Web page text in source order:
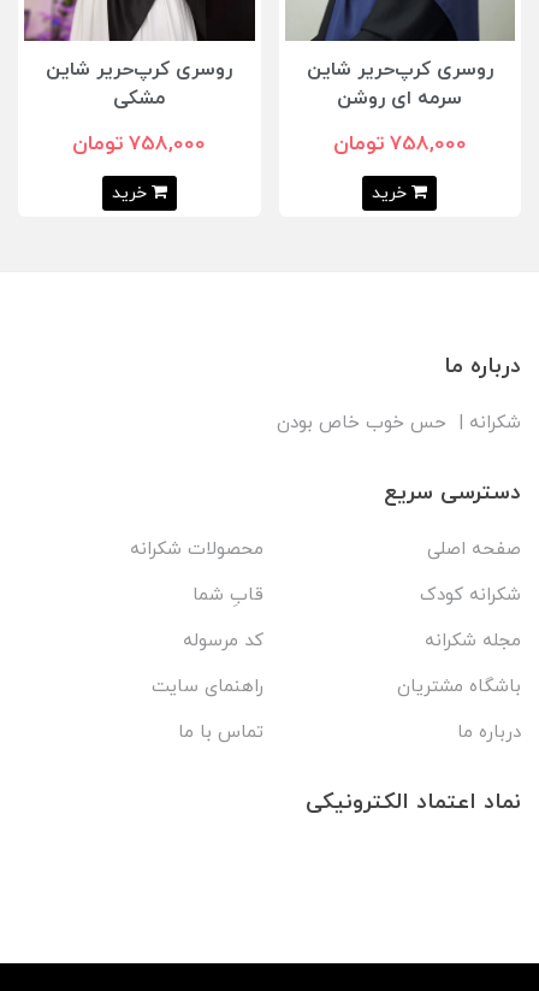
روسری کرپ‌حریر شاین
سرمه ای روشن
758,000 تومان
خرید
روسری کرپ‌حریر شاین
مشکی
758,000 تومان
خرید
درباره ما
شکرانه | حس خوب خاص بودن
دسترسی سریع
صفحه اصلی
محصولات شکرانه
شکرانه کودک
قابِ شما
مجله شکرانه
کد مرسوله
باشگاه مشتریان
راهنمای سایت
درباره ما
تماس با ما
نماد اعتماد الکترونیکی